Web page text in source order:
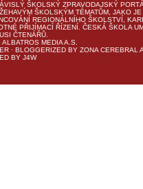
ŠKOLSKÝ ZPRAVODAJSKÝ
ŠKOLSKÝM TÉMATŮM, JAKO JE
REGIONÁLNÍHO ŠKOLSTVÍ,
PŘIJÍMACÍ ŘÍZENÍ. ČESKÁ ŠKOLA
ČTENÁŘŮ.
MEDIA A.S.
· BLOGGERIZED BY ZONA CEREBRAL
BY J4W